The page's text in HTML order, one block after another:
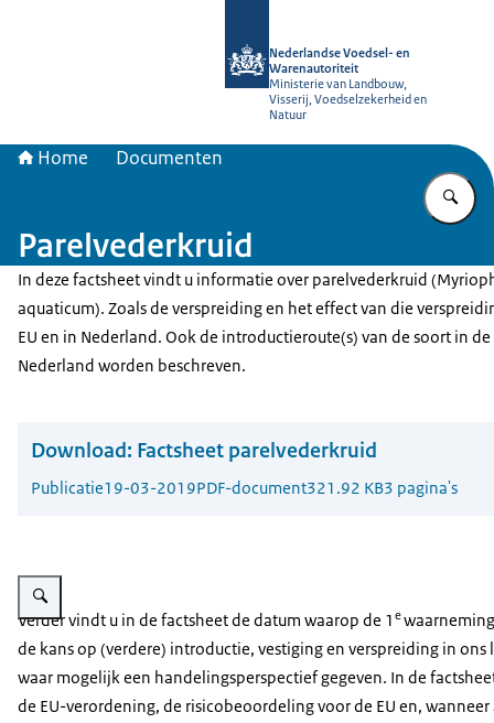
Nederlandse Voedsel- en
Warenautoriteit
Ministerie van Landbouw,
Visserij, Voedselzekerheid en
Natuur
Home Documenten
Parelvederkruid
In deze factsheet vindt u informatie over parelvederkruid
aquaticum). Zoals de verspreiding en het effect van die
EU en in Nederland. Ook de introductieroute(s) van de soort in de
Nederland worden beschreven.
Download: Factsheet parelvederkruid
Publicatie19-03-2019PDF-document321.92 KB3 pagina's
Vergroot afbeelding Parelvederkruid
Verder vindt u in de factsheet de datum waarop de 1 e
de kans op (verdere) introductie, vestiging en verspreiding in ons
waar mogelijk een handelingsperspectief gegeven. In de
de EU-verordening, de risicobeoordeling voor de EU en, wanneer